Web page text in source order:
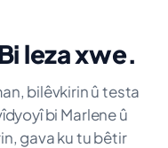
leza xwe.
bilêvkirin û testa
bi Marlene û
gava ku tu bêtir